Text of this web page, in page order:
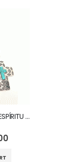
COLLAR CAMÁNDULA ESPÍRITU SANTO